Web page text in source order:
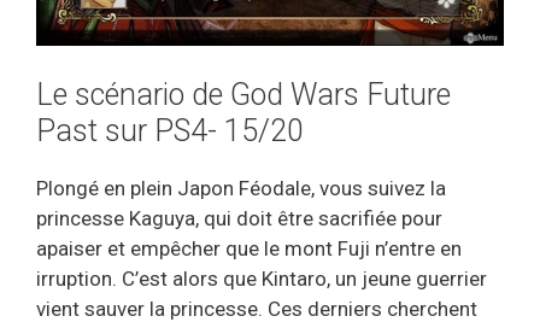
Le scénario de God Wars Future
Past sur PS4- 15/20
Plongé en plein Japon Féodale, vous suivez la
princesse Kaguya, qui doit être sacrifiée pour
apaiser et empêcher que le mont Fuji n’entre en
irruption. C’est alors que Kintaro, un jeune guerrier
vient sauver la princesse. Ces derniers cherchent